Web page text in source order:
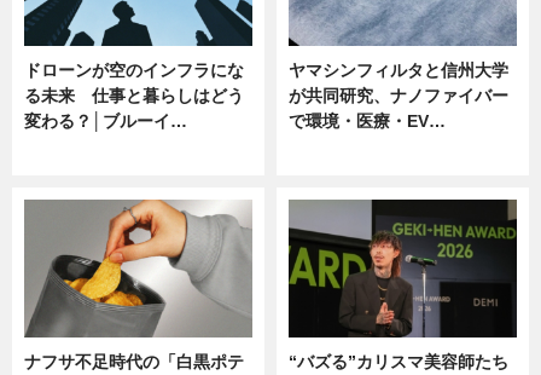
ドローンが空のインフラにな
る未来 仕事と暮らしはどう
変わる？│ブルーイ…
ヤマシンフィルタと信州大学
が共同研究、ナノファイバー
で環境・医療・EV…
ナフサ不足時代の「白黒ポテ
“バズる”カリスマ美容師たち